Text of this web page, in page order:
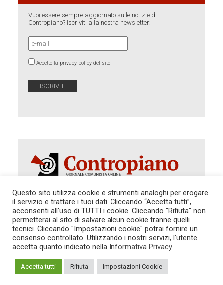
Vuoi essere sempre aggiornato sulle notizie di
Contropiano? Iscriviti alla nostra newsletter:
Accetto la privacy policy del sito
Autorizzazione del Tribunale di Roma 286 del 31
dicembre 2014. Direttore Responsabile: Sergio
Cararo. Indirizzo: V.Casalbruciato 27- sc. B - 00159
Roma -
Tel. 06.640.122.19 -redazione@contropiano.org
TG CONTROPIANO
LINK CONSIGLIATI
PRIVACY
COOKIE POLICY
Questo sito utilizza cookie e strumenti analoghi per erogare
il servizio e trattare i tuoi dati. Cliccando “Accetta tutti”,
acconsenti all'uso di TUTTI i cookie. Cliccando "Rifiuta" non
permetterai al sito di salvare alcun cookie tranne quelli
tecnici. Cliccando "Impostazioni cookie" potrai fornire un
consenso controllato. Utilizzando i nostri servizi, l'utente
accetta quanto indicato nella Informativa Privacy.
Accetta tutti Rifiuta Impostazioni Cookie